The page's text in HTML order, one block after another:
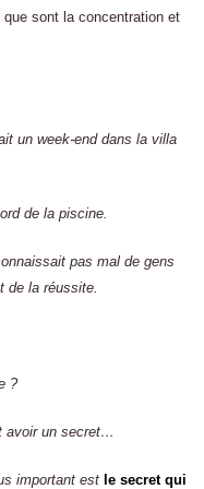
sont la concentration et
un week-end dans la villa
de la piscine.
pas mal de gens
de la réussite.
?
avoir un secret…
important est le secret qui